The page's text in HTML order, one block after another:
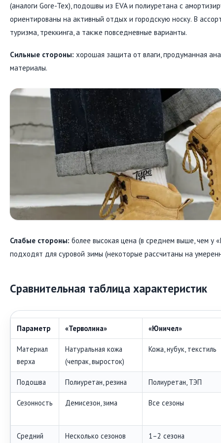
(аналоги Gore-Tex), подошвы из EVA и полиуретана с
ориентированы на активный отдых и городскую носку. В
туризма, треккинга, а также повседневные варианты.
Сильные стороны: хорошая защита от влаги, продуманная
материалы.
Слабые стороны: более высокая цена (в среднем выше, чем у
подходят для суровой зимы (некоторые рассчитаны на
Сравнительная таблица характеристик
Параметр «Терволина» «Юничел»
Материал
верха
Натуральная кожа
(чепрак, выросток)
Кожа, нубук, текстиль
Подошва Полиуретан, резина Полиуретан, ТЭП
Сезонность Демисезон, зима Все сезоны
Средний
Несколько сезонов 1–2 сезона